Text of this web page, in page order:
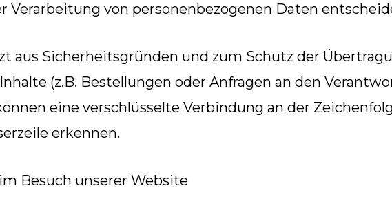
Verarbeitung von personenbezogenen Daten
aus Sicherheitsgründen und zum Schutz der
(z.B. Bestellungen oder Anfragen an den
eine verschlüsselte Verbindung an der
erkennen.
Besuch unserer Website